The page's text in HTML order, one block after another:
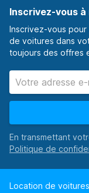
Inscrivez-vous
Inscrivez-vous
de voitures dans
toujours des offres
En transmettant
Location de voitures